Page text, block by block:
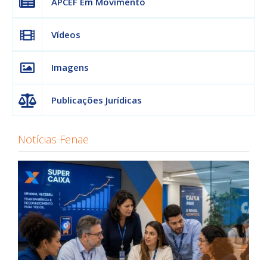
Vídeos
Imagens
Publicações Jurídicas
Notícias Fenae